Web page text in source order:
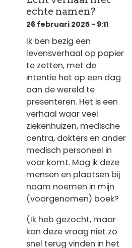
echte namen?
26 februari 2025 - 9:11
Ik ben bezig een
levensverhaal op papier
te zetten, met de
intentie het op een dag
aan de wereld te
presenteren. Het is een
verhaal waar veel
ziekenhuizen, medische
centra, dokters en ander
medisch personeel in
voor komt. Mag ik deze
mensen en plaatsen bij
naam noemen in mijn
(voorgenomen) boek?
(Ik heb gezocht, maar
kon deze vraag niet zo
snel terug vinden in het